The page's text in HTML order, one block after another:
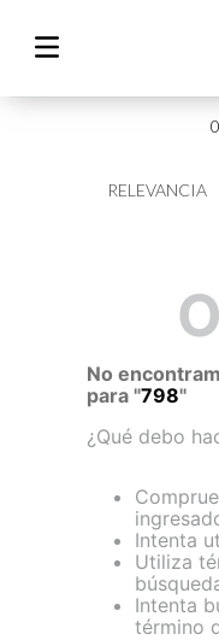
0
RELEVANCIA
No
para "798"
¿Qué debo
Intenta
Utiliza
Intenta
término